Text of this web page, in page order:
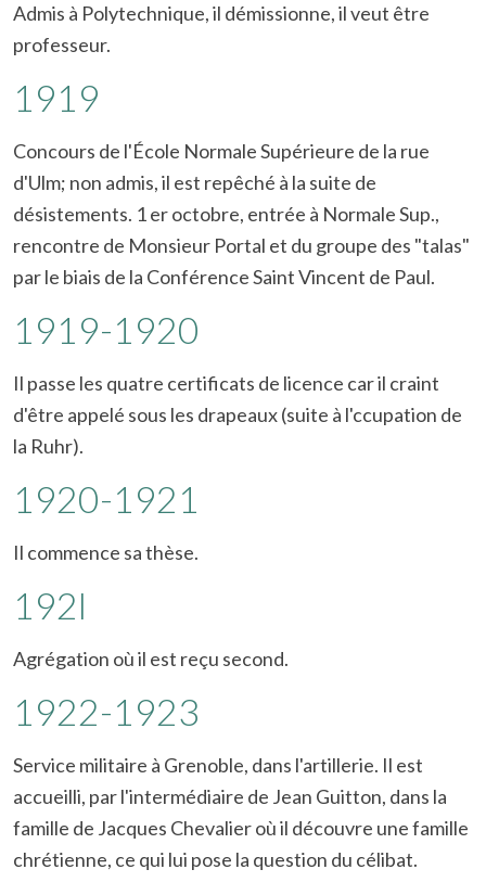
Admis à Polytechnique, il démissionne, il veut être
professeur.
1919
Concours de l'École Normale Supérieure de la rue
d'Ulm; non admis, il est repêché à la suite de
désistements. 1 er octobre, entrée à Normale Sup.,
rencontre de Monsieur Portal et du groupe des "talas"
par le biais de la Conférence Saint Vincent de Paul.
1919-1920
Il passe les quatre certificats de licence car il craint
d'être appelé sous les drapeaux (suite à l'ccupation de
la Ruhr).
1920-1921
Il commence sa thèse.
192l
Agrégation où il est reçu second.
1922-1923
Service militaire à Grenoble, dans l'artillerie. Il est
accueilli, par l'intermédiaire de Jean Guitton, dans la
famille de Jacques Chevalier où il découvre une famille
chrétienne, ce qui lui pose la question du célibat.